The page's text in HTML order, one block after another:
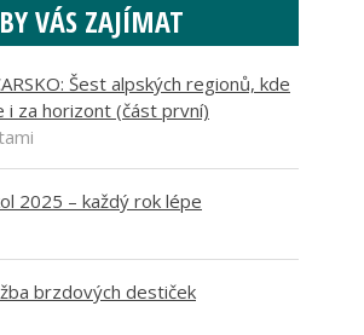
VÁS ZAJÍMAT
Šest alpských regionů, kde
i za horizont (část první)
2025 – každý rok lépe
brzdových destiček